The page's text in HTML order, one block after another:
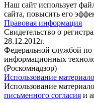
Наш сайт использует
сайта, повысить его
Правовая информация
Свидетельство о
28.12.2012г.
Федеральной службой по
информационных
(Роскомнадзор)
Использование
Использование
письменного согласия и